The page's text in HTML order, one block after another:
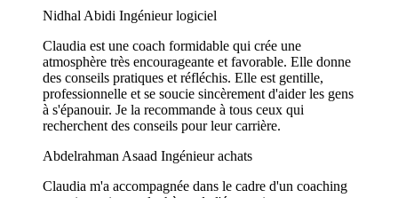
Nidhal Abidi Ingénieur logiciel
Claudia est une coach formidable qui crée une
atmosphère très encourageante et favorable. Elle donne
des conseils pratiques et réfléchis. Elle est gentille,
professionnelle et se soucie sincèrement d'aider les gens
à s'épanouir. Je la recommande à tous ceux qui
recherchent des conseils pour leur carrière.
Abdelrahman Asaad Ingénieur achats
Claudia m'a accompagnée dans le cadre d'un coaching